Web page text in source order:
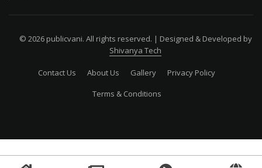
© 2026 publicvani. All rights reserved. | Designed & Developed by
Shivanya Tech
Contact Us About Us Gallery
Privacy Policy
Terms & Conditions